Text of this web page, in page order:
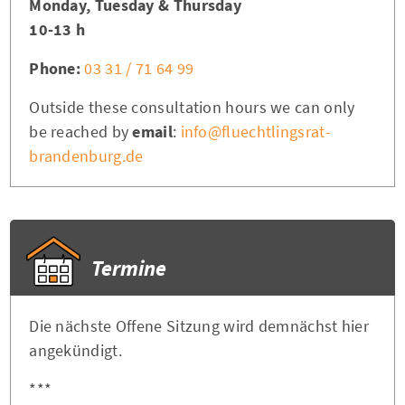
Monday, Tuesday & Thursday
10-13 h
Phone:03 31 / 71 64 99
Outside these consultation hours we can only
be reached byemail: info@fluechtlingsrat-
brandenburg.de
Termine
Die nächste Offene Sitzung wird demnächst hier
angekündigt.
***